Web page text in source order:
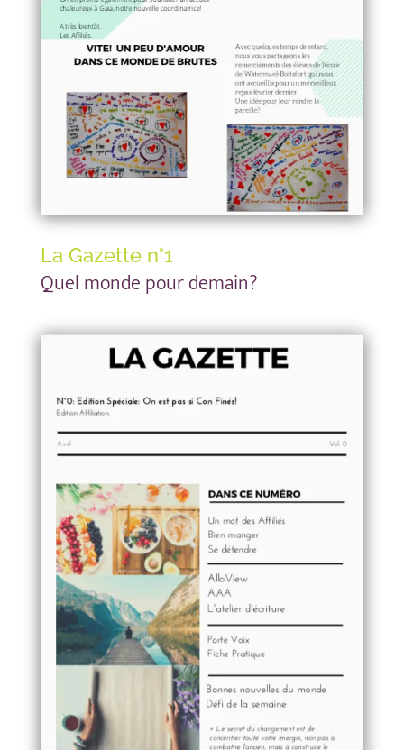
La Gazette n°1
Quel monde pour demain?